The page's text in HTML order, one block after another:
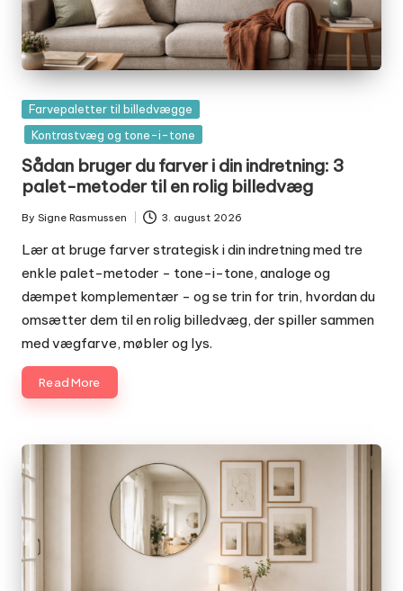
Posted
in
Farvepaletter til billedvægge
Kontrastvæg og tone-i-tone
Sådan bruger du farver i din indretning: 3
palet-metoder til en rolig billedvæg
Posted
by
By Signe Rasmussen 3. august 2026
Lær at bruge farver strategisk i din indretning med tre
enkle palet-metoder - tone-i-tone, analoge og
dæmpet komplementær - og se trin for trin, hvordan du
omsætter dem til en rolig billedvæg, der spiller sammen
med vægfarve, møbler og lys.
Read More